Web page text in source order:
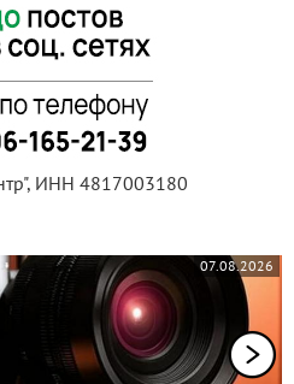
ИНН 4817003180
07.08.2026